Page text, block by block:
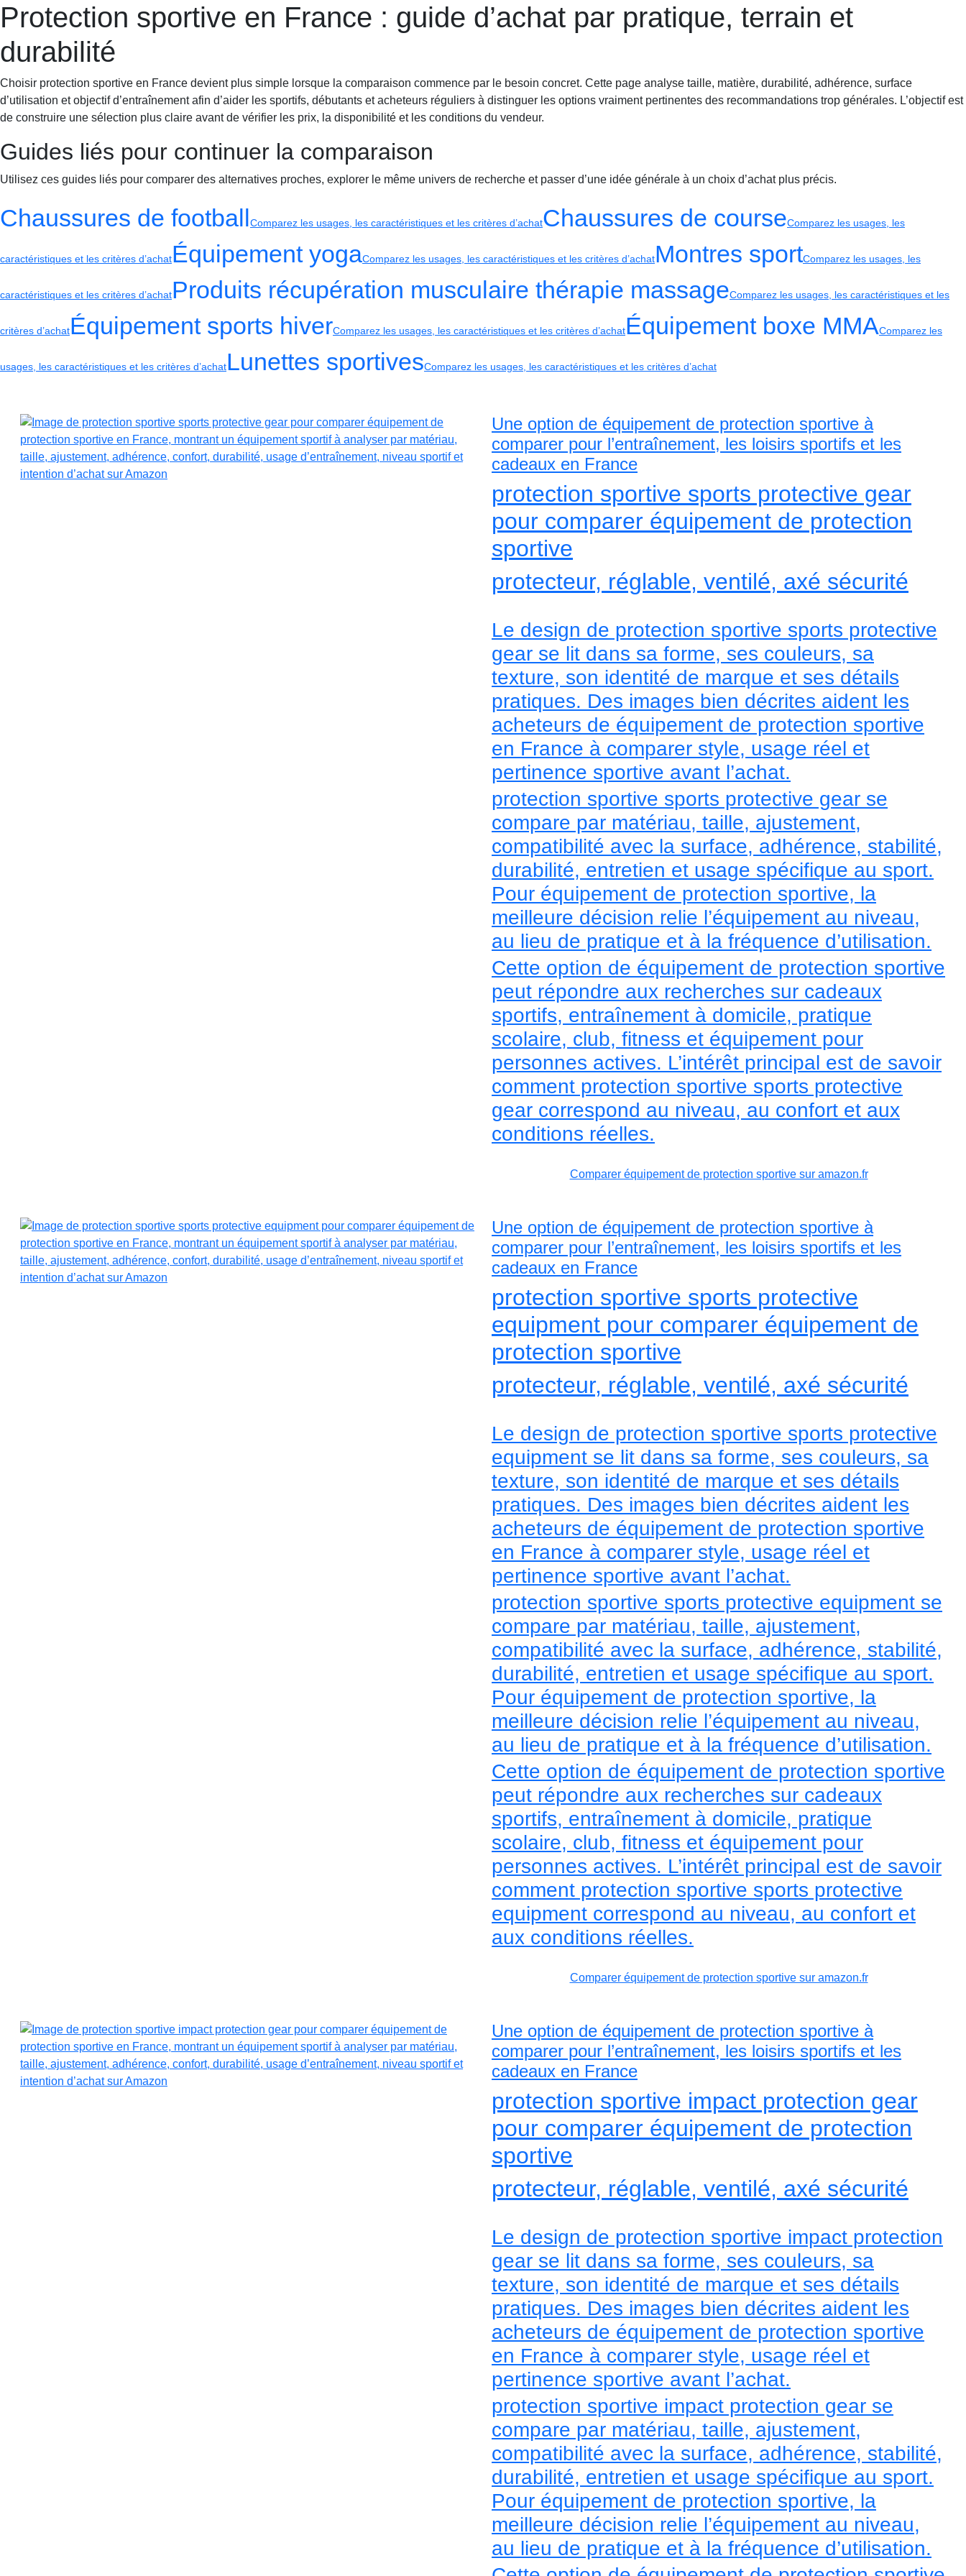
Sportif-Y
Accueil
Équipement Chaussures running Entraînement Montres sport Récupération
Protection sportive en France : guide d’achat par pratique, terrain et
durabilité
Choisir protection sportive en France devient plus simple lorsque la comparaison commence par le besoin concret. Cette page analyse taille, matière, durabilité, adhérence, surface
d’utilisation et objectif d’entraînement afin d’aider les sportifs, débutants et acheteurs réguliers à distinguer les options vraiment pertinentes des recommandations trop générales. L’objectif est
de construire une sélection plus claire avant de vérifier les prix, la disponibilité et les conditions du vendeur.
Guides liés pour continuer la comparaison
Utilisez ces guides liés pour comparer des alternatives proches, explorer le même univers de recherche et passer d’une idée générale à un choix d’achat plus précis.
Chaussures de footballComparez les usages, les caractéristiques et les critères d’achatChaussures de courseComparez les usages, les
caractéristiques et les critères d’achatÉquipement yogaComparez les usages, les caractéristiques et les critères d’achatMontres sportComparez les usages, les
caractéristiques et les critères d’achatProduits récupération musculaire thérapie massageComparez les usages, les caractéristiques et les
critères d’achatÉquipement sports hiverComparez les usages, les caractéristiques et les critères d’achatÉquipement boxe MMAComparez les
usages, les caractéristiques et les critères d’achatLunettes sportivesComparez les usages, les caractéristiques et les critères d’achat
Une option de équipement de protection sportive à
comparer pour l’entraînement, les loisirs sportifs et les
cadeaux en France
protection sportive sports protective gear
pour comparer équipement de protection
sportive
protecteur, réglable, ventilé, axé sécurité
Le design de protection sportive sports protective
gear se lit dans sa forme, ses couleurs, sa
texture, son identité de marque et ses détails
pratiques. Des images bien décrites aident les
acheteurs de équipement de protection sportive
en France à comparer style, usage réel et
pertinence sportive avant l’achat.
protection sportive sports protective gear se
compare par matériau, taille, ajustement,
compatibilité avec la surface, adhérence, stabilité,
durabilité, entretien et usage spécifique au sport.
Pour équipement de protection sportive, la
meilleure décision relie l’équipement au niveau,
au lieu de pratique et à la fréquence d’utilisation.
Cette option de équipement de protection sportive
peut répondre aux recherches sur cadeaux
sportifs, entraînement à domicile, pratique
scolaire, club, fitness et équipement pour
personnes actives. L’intérêt principal est de savoir
comment protection sportive sports protective
gear correspond au niveau, au confort et aux
conditions réelles.
Comparer équipement de protection sportive sur amazon.fr
Une option de équipement de protection sportive à
comparer pour l’entraînement, les loisirs sportifs et les
cadeaux en France
protection sportive sports protective
equipment pour comparer équipement de
protection sportive
protecteur, réglable, ventilé, axé sécurité
Le design de protection sportive sports protective
equipment se lit dans sa forme, ses couleurs, sa
texture, son identité de marque et ses détails
pratiques. Des images bien décrites aident les
acheteurs de équipement de protection sportive
en France à comparer style, usage réel et
pertinence sportive avant l’achat.
protection sportive sports protective equipment se
compare par matériau, taille, ajustement,
compatibilité avec la surface, adhérence, stabilité,
durabilité, entretien et usage spécifique au sport.
Pour équipement de protection sportive, la
meilleure décision relie l’équipement au niveau,
au lieu de pratique et à la fréquence d’utilisation.
Cette option de équipement de protection sportive
peut répondre aux recherches sur cadeaux
sportifs, entraînement à domicile, pratique
scolaire, club, fitness et équipement pour
personnes actives. L’intérêt principal est de savoir
comment protection sportive sports protective
equipment correspond au niveau, au confort et
aux conditions réelles.
Comparer équipement de protection sportive sur amazon.fr
Une option de équipement de protection sportive à
comparer pour l’entraînement, les loisirs sportifs et les
cadeaux en France
protection sportive impact protection gear
pour comparer équipement de protection
sportive
protecteur, réglable, ventilé, axé sécurité
Le design de protection sportive impact protection
gear se lit dans sa forme, ses couleurs, sa
texture, son identité de marque et ses détails
pratiques. Des images bien décrites aident les
acheteurs de équipement de protection sportive
en France à comparer style, usage réel et
pertinence sportive avant l’achat.
protection sportive impact protection gear se
compare par matériau, taille, ajustement,
compatibilité avec la surface, adhérence, stabilité,
durabilité, entretien et usage spécifique au sport.
Pour équipement de protection sportive, la
meilleure décision relie l’équipement au niveau,
au lieu de pratique et à la fréquence d’utilisation.